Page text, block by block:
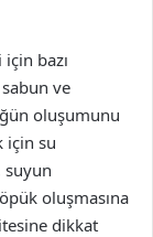
bazı
ve
oluşumunu
için su
suyun
oluşmasına
dikkat